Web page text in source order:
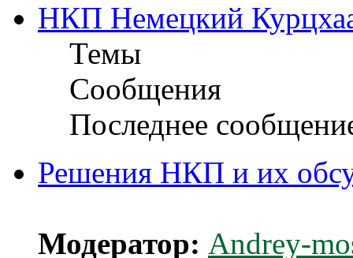
НКП Немецкий
Темы
Сообщения
Последнее
Решения НКП и их
Модератор: Andrey-